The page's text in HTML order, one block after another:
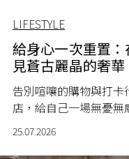
LIFESTYLE
給身心一次重置
見蒼古麗晶的奢華
告別喧嚷的購物與打
店，給自己一場無憂無
25.07.2026